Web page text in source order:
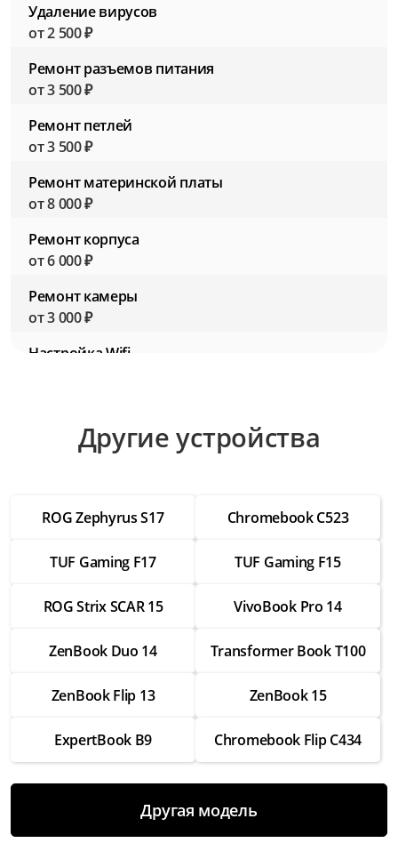
Удаление вирусов
от 2 500 ₽
Ремонт разъемов питания
от 3 500 ₽
Ремонт петлей
от 3 500 ₽
Ремонт материнской платы
от 8 000 ₽
Ремонт корпуса
от 6 000 ₽
Ремонт камеры
от 3 000 ₽
Настройка Wifi
от 2 500 ₽
Настройка операционной системы
от 3 500 ₽
от 3 500 ₽
Замена SSD
Замена HDD
Другие устройства
ROG Zephyrus S17 Chromebook C523
TUF Gaming F17 TUF Gaming F15
ROG Strix SCAR 15 VivoBook Pro 14
ZenBook Duo 14 Transformer Book T100
ZenBook Flip 13 ZenBook 15
ExpertBook B9 Chromebook Flip C434
Другая модель